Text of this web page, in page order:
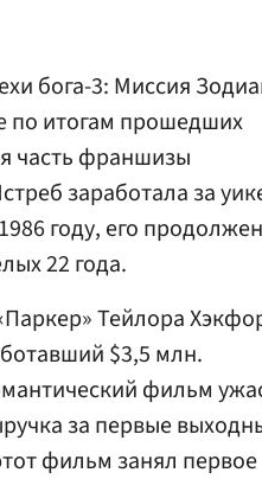
бога-3: Миссия
по итогам прошедших
часть франшизы
заработала за
году, его
22 года.
Тейлора
$3,5 млн.
фильм
за первые
фильм занял первое